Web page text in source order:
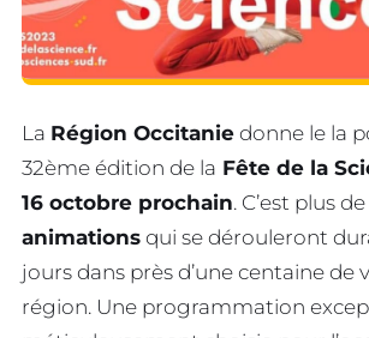
La Région Occitanie donne le la
32ème édition de la Fête de la
16 octobre prochain. C’est plus de
animations qui se dérouleront
jours dans près d’une centaine de
région. Une programmation